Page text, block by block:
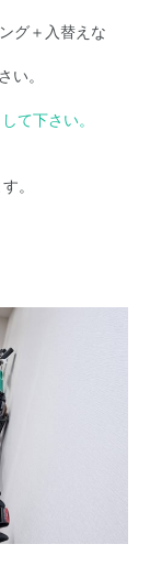
グ＋入替えな
い。
て下さい。
。